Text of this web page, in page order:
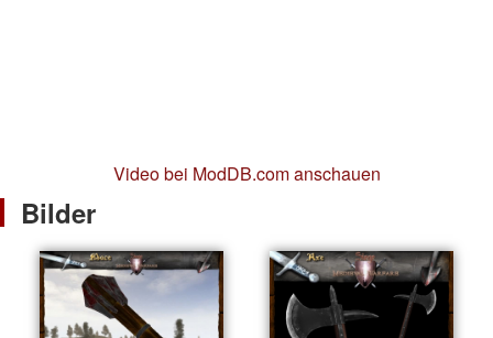
Video bei ModDB.com anschauen
Bilder